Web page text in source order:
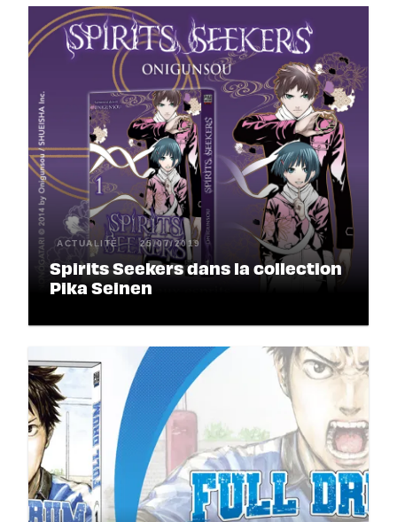
ACTUALITÉ 25/07/2019
Spirits Seekers dans la collection
Pika Seinen